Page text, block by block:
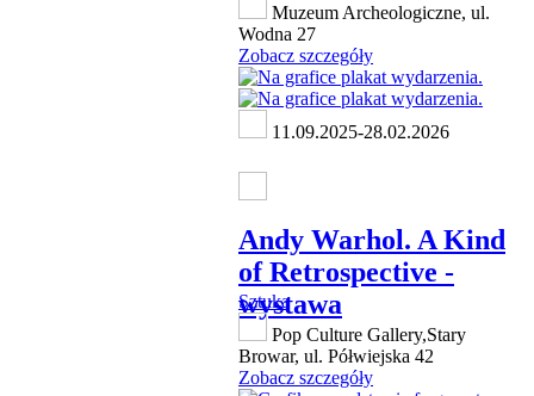
Muzeum Archeologiczne, ul.
Wodna 27
Zobacz szczegóły
11.09.2025-28.02.2026
Andy Warhol. A Kind
of Retrospective -
wystawa
Sztuka
Pop Culture Gallery,Stary
Browar, ul. Półwiejska 42
Zobacz szczegóły